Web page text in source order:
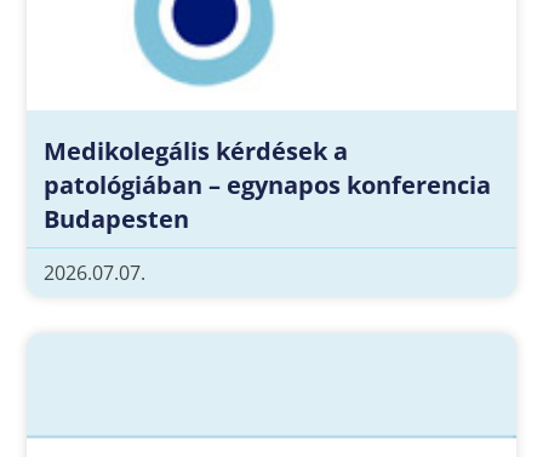
Medikolegális kérdések a
patológiában – egynapos konferencia
Budapesten
2026.07.07.